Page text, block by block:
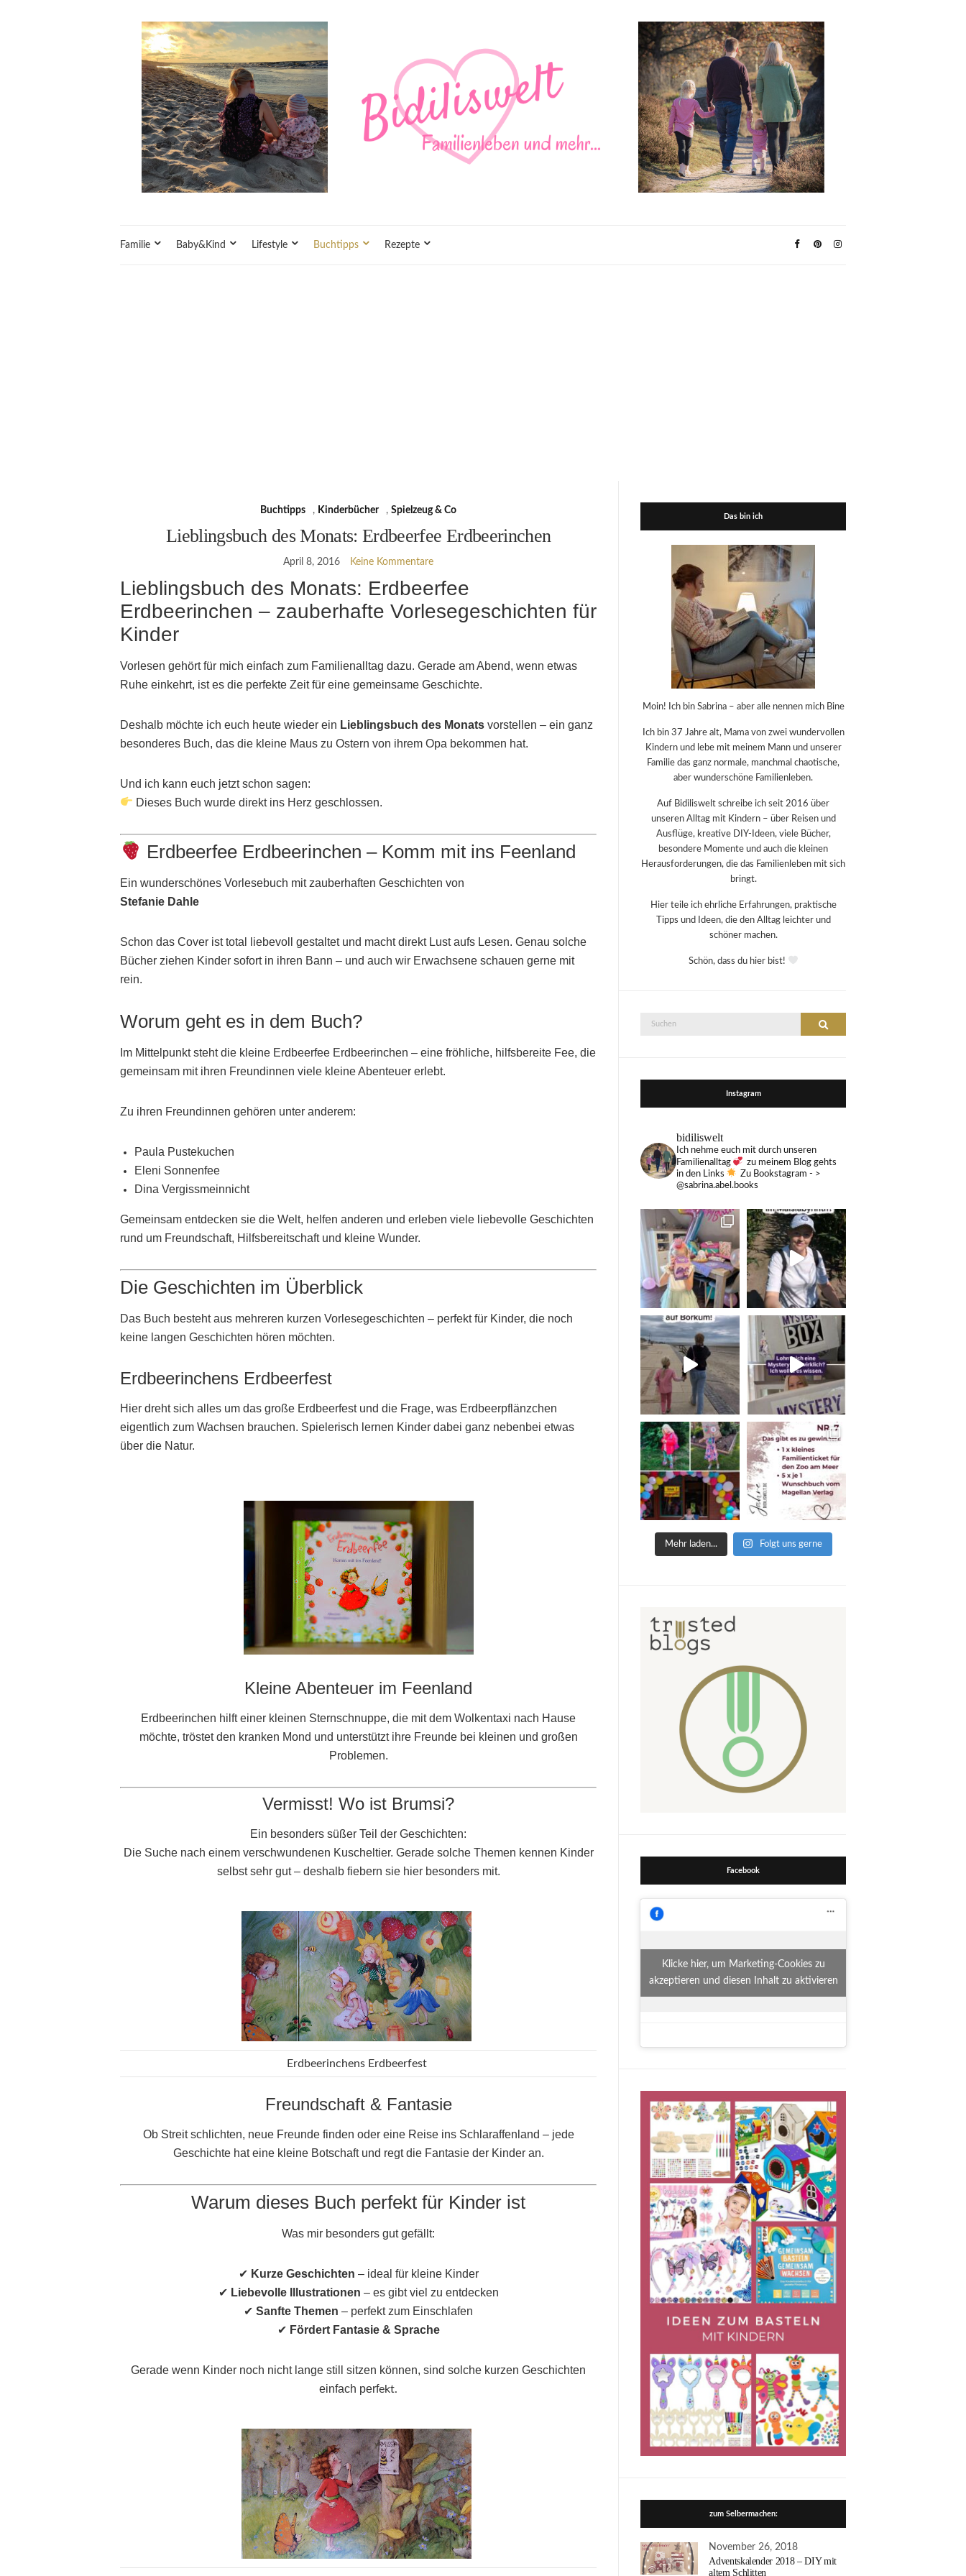
Familie Baby&Kind Lifestyle Buchtipps Rezepte
Buchtipps , Kinderbücher ,Spielzeug & Co
Lieblingsbuch des Monats: Erdbeerfee Erdbeerinchen
April 8, 2016 Keine Kommentare
Lieblingsbuch des Monats: Erdbeerfee
Erdbeerinchen – zauberhafte Vorlesegeschichten für
Kinder
Vorlesen gehört für mich einfach zum Familienalltag dazu. Gerade am Abend, wenn etwas
Ruhe einkehrt, ist es die perfekte Zeit für eine gemeinsame Geschichte.
Deshalb möchte ich euch heute wieder ein Lieblingsbuch des Monats vorstellen – ein ganz
besonderes Buch, das die kleine Maus zu Ostern von ihrem Opa bekommen hat.
Und ich kann euch jetzt schon sagen:
Dieses Buch wurde direkt ins Herz geschlossen.
Erdbeerfee Erdbeerinchen – Komm mit ins Feenland
Ein wunderschönes Vorlesebuch mit zauberhaften Geschichten von
Stefanie Dahle
Schon das Cover ist total liebevoll gestaltet und macht direkt Lust aufs Lesen. Genau solche
Bücher ziehen Kinder sofort in ihren Bann – und auch wir Erwachsene schauen gerne mit
rein.
Worum geht es in dem Buch?
Im Mittelpunkt steht die kleine Erdbeerfee Erdbeerinchen – eine fröhliche, hilfsbereite Fee, die
gemeinsam mit ihren Freundinnen viele kleine Abenteuer erlebt.
Zu ihren Freundinnen gehören unter anderem:
Paula Pustekuchen
Eleni Sonnenfee
Dina Vergissmeinnicht
Gemeinsam entdecken sie die Welt, helfen anderen und erleben viele liebevolle Geschichten
rund um Freundschaft, Hilfsbereitschaft und kleine Wunder.
Die Geschichten im Überblick
Das Buch besteht aus mehreren kurzen Vorlesegeschichten – perfekt für Kinder, die noch
keine langen Geschichten hören möchten.
Erdbeerinchens Erdbeerfest
Hier dreht sich alles um das große Erdbeerfest und die Frage, was Erdbeerpflänzchen
eigentlich zum Wachsen brauchen. Spielerisch lernen Kinder dabei ganz nebenbei etwas
über die Natur.
Kleine Abenteuer im Feenland
Erdbeerinchen hilft einer kleinen Sternschnuppe, die mit dem Wolkentaxi nach Hause
möchte, tröstet den kranken Mond und unterstützt ihre Freunde bei kleinen und großen
Problemen.
Vermisst! Wo ist Brumsi?
Ein besonders süßer Teil der Geschichten:
Die Suche nach einem verschwundenen Kuscheltier. Gerade solche Themen kennen Kinder
selbst sehr gut – deshalb fiebern sie hier besonders mit.
Erdbeerinchens Erdbeerfest
Freundschaft & Fantasie
Ob Streit schlichten, neue Freunde finden oder eine Reise ins Schlaraffenland – jede
Geschichte hat eine kleine Botschaft und regt die Fantasie der Kinder an.
Warum dieses Buch perfekt für Kinder ist
Was mir besonders gut gefällt:
✔ Kurze Geschichten – ideal für kleine Kinder
✔ Liebevolle Illustrationen – es gibt viel zu entdecken
✔Sanfte Themen – perfekt zum Einschlafen
✔ Fördert Fantasie & Sprache
Gerade wenn Kinder noch nicht lange still sitzen können, sind solche kurzen Geschichten
einfach perfekt.
Das bin ich
Moin! Ich bin Sabrina – aber alle nennen mich Bine
Ich bin 37 Jahre alt, Mama von zwei wundervollen
Kindern und lebe mit meinem Mann und unserer
Familie das ganz normale, manchmal chaotische,
aber wunderschöne Familienleben.
Auf Bidiliswelt schreibe ich seit 2016 über
unseren Alltag mit Kindern – über Reisen und
Ausflüge, kreative DIY-Ideen, viele Bücher,
besondere Momente und auch die kleinen
Herausforderungen, die das Familienleben mit sich
bringt.
Hier teile ich ehrliche Erfahrungen, praktische
Tipps und Ideen, die den Alltag leichter und
schöner machen.
Schön, dass du hier bist!
Suche
Instagram
bidiliswelt
Ich nehme euch mit durch unseren
Familienalltag
zu meinem Blog gehts
in den Links
Zu Bookstagram - >
@sabrina.abel.books
Mehr laden... Folgt uns gerne
Facebook
Klicke hier, um Marketing-Cookies zu
akzeptieren und diesen Inhalt zu aktivieren
zum Selbermachen:
November 26, 2018
Adventskalender 2018 – DIY mit
altem Schlitten